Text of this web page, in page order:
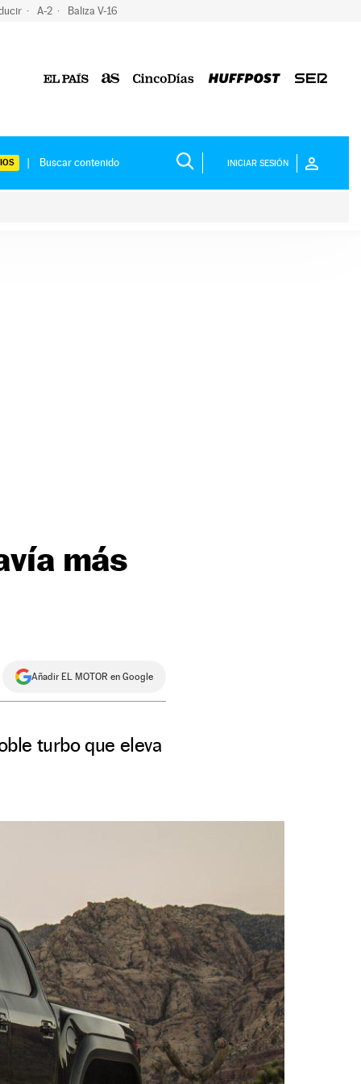
A-2 Baliza V-16
INICIAR SESIÓN
más
Añadir EL MOTOR en Google
turbo que eleva